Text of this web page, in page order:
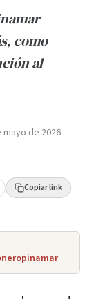
como
al
mayo de 2026·
Copiar link